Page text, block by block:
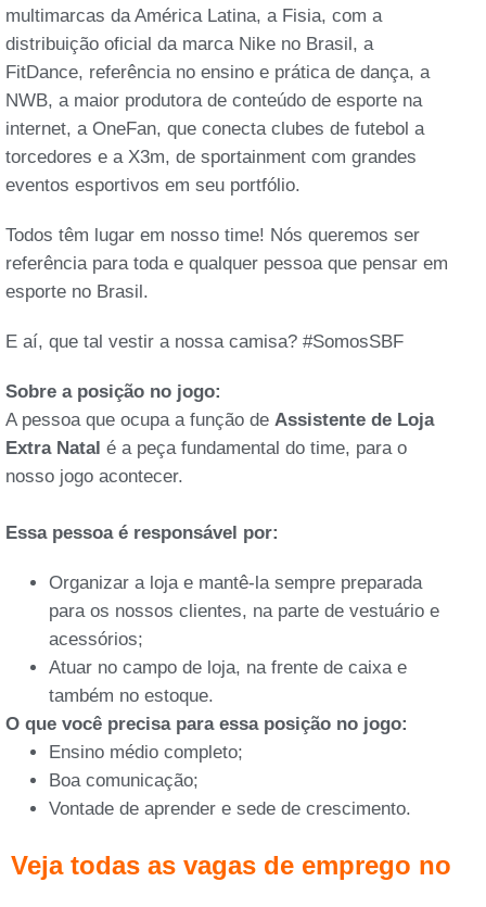
multimarcas da América Latina, a Fisia, com a
distribuição oficial da marca Nike no Brasil, a
FitDance, referência no ensino e prática de dança, a
NWB, a maior produtora de conteúdo de esporte na
internet, a OneFan, que conecta clubes de futebol a
torcedores e a X3m, de sportainment com grandes
eventos esportivos em seu portfólio.
Todos têm lugar em nosso time! Nós queremos ser
referência para toda e qualquer pessoa que pensar em
esporte no Brasil.
E aí, que tal vestir a nossa camisa? #SomosSBF
Sobre a posição no jogo:
A pessoa que ocupa a função de Assistente de Loja
Extra Natal é a peça fundamental do time, para o
nosso jogo acontecer.
Essa pessoa é responsável por:
Organizar a loja e mantê-la sempre preparada
para os nossos clientes, na parte de vestuário e
acessórios;
Atuar no campo de loja, na frente de caixa e
também no estoque.
O que você precisa para essa posição no jogo:
Ensino médio completo;
Boa comunicação;
Vontade de aprender e sede de crescimento.
Veja todas as vagas de emprego no